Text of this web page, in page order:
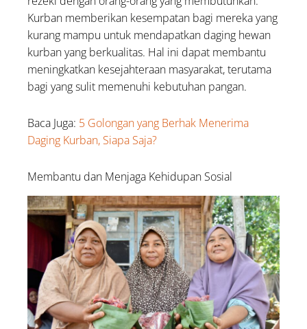
Kurban memberikan kesempatan bagi mereka yang
kurang mampu untuk mendapatkan daging hewan
kurban yang berkualitas. Hal ini dapat membantu
meningkatkan kesejahteraan masyarakat, terutama
bagi yang sulit memenuhi kebutuhan pangan.
Baca Juga: 5 Golongan yang Berhak Menerima
Daging Kurban, Siapa Saja?
Membantu dan Menjaga Kehidupan Sosial